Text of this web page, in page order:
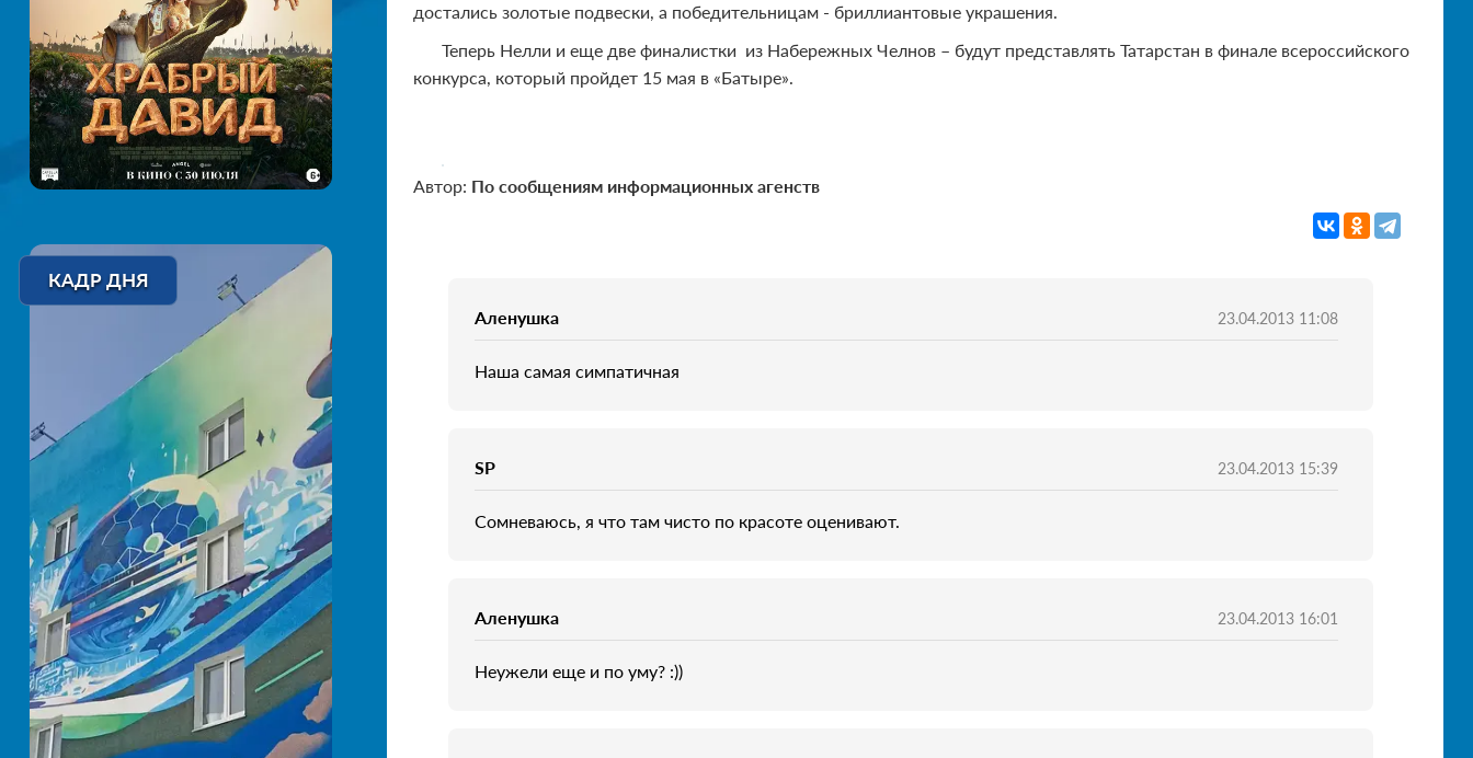
КАДР ДНЯ
достались золотые подвески, а победительницам - бриллиантовые украшения.
Теперь Нелли и еще две финалистки из Набережных Челнов – будут представлять Татарстан в финале всероссийского
конкурса, который пройдет 15 мая в «Батыре».
Автор: По сообщениям информационных агенств
Аленушка 23.04.2013 11:08
Наша самая симпатичная
SP 23.04.2013 15:39
Сомневаюсь, я что там чисто по красоте оценивают.
Аленушка 23.04.2013 16:01
Неужели еще и по уму? :))